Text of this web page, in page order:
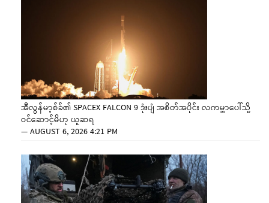
အီလွန်မာ့စ်ခ်၏ SPACEX FALCON 9 ဒုံးပျံ အစိတ်အပိုင်း လကမ္ဘာပေါ်သို့
ဝင်ဆောင့်မိဟု ယူဆရ
—AUGUST 6, 2026 4:21 PM